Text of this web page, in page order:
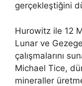
gerçekleştiğini
Hurowitz ile 12
Lunar ve
çalışmalarını
Michael Tice,
mineraller